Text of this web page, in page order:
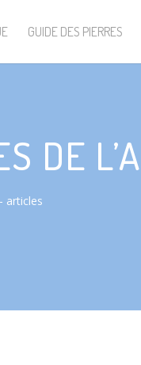
GUIDE DES PIERRES
DE
articles